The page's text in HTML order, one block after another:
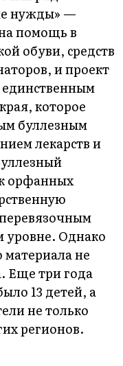
нужды» —
помощь в
обуви, средств
и проект
которое
буллезным
лекарств и
орфанных
уровне. Однако
не
Еще три года
13 детей, а
не только
регионов.